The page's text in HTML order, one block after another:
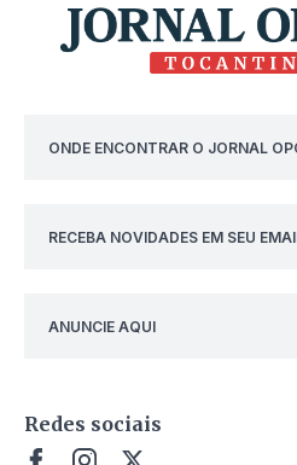
ONDE ENCONTRAR O JORNAL
RECEBA NOVIDADES EM SEU
ANUNCIE AQUI
Redes sociais